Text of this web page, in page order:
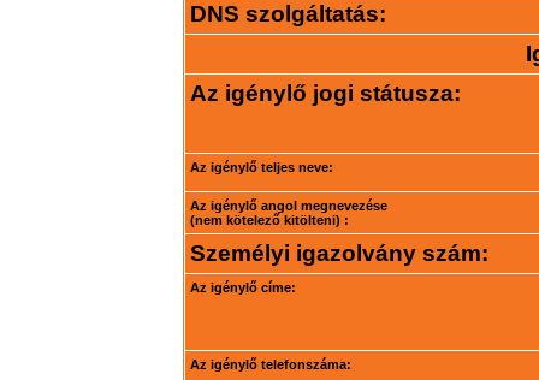
DNS szolgáltatás:
Az igénylő jogi státusza:
Az igénylő teljes neve:
Az igénylő angol megnevezése
(nem kötelező kitölteni) :
Személyi igazolvány szám:
Az igénylő címe:
Az igénylő telefonszáma: